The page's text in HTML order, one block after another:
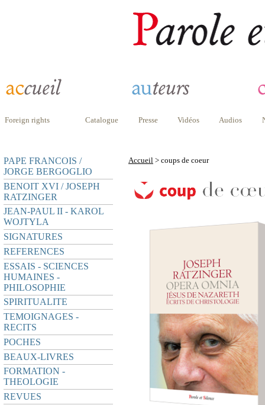
Foreign rights Catalogue Presse Vidéos Audios
PAPE FRANCOIS /
JORGE BERGOGLIO
BENOIT XVI / JOSEPH
RATZINGER
JEAN-PAUL II - KAROL
WOJTYLA
SIGNATURES
REFERENCES
ESSAIS - SCIENCES
HUMAINES -
PHILOSOPHIE
SPIRITUALITE
TEMOIGNAGES -
RECITS
POCHES
BEAUX-LIVRES
FORMATION -
THEOLOGIE
REVUES
Accueil > coups de coeur